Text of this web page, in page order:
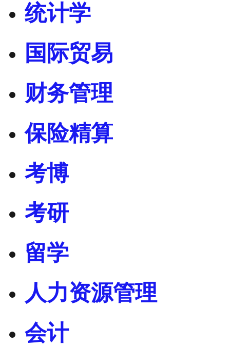
统计学
国际贸易
财务管理
保险精算
考博
考研
留学
人力资源管理
会计